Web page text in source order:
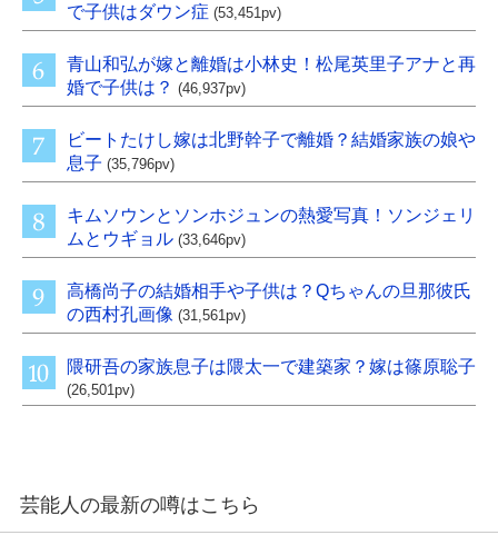
で子供はダウン症 (53,451pv)
青山和弘が嫁と離婚は小林史！松尾英里子アナと再
婚で子供は？ (46,937pv)
ビートたけし嫁は北野幹子で離婚？結婚家族の娘や
息子 (35,796pv)
キムソウンとソンホジュンの熱愛写真！ソンジェリ
ムとウギョル (33,646pv)
高橋尚子の結婚相手や子供は？Qちゃんの旦那彼氏
の西村孔画像 (31,561pv)
隈研吾の家族息子は隈太一で建築家？嫁は篠原聡子
(26,501pv)
芸能人の最新の噂はこちら